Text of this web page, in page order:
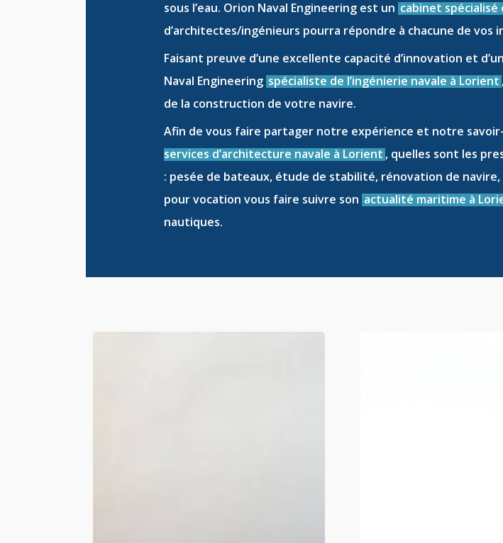
sous l’eau. Orion Naval Engineering est un cabinet
d’architectes/ingénieurs pourra répondre à chacune de vos
Faisant preuve d’une excellente capacité d’innovation et
Naval Engineering spécialiste de l’ingénierie navale à Lorient
de la construction de votre navire.
Afin de vous faire partager notre expérience et notre
services d’architecture navale à Lorient , quelles sont les
: pesée de bateaux, étude de stabilité, rénovation de navire
pour vocation vous faire suivre son actualité maritime à
nautiques.